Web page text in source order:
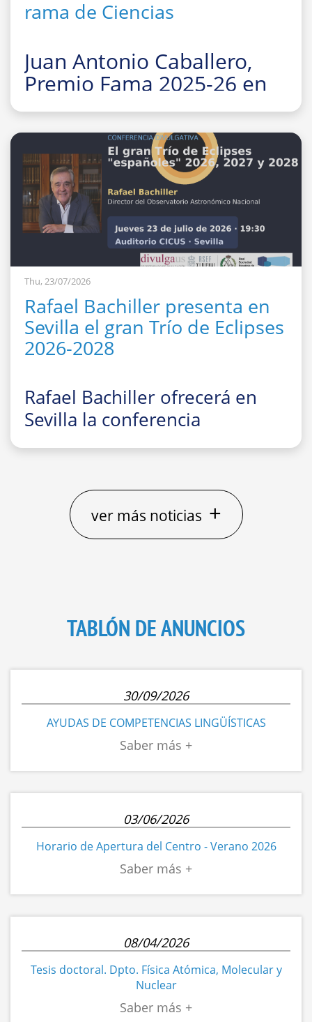
rama de Ciencias
Juan Antonio Caballero,
Premio Fama 2025-26 en
la rama de Ciencias
La Facultad de Fí
Thu, 23/07/2026
Rafael Bachiller presenta en
Sevilla el gran Trío de Eclipses
2026-2028
Rafael Bachiller ofrecerá en
Sevilla la conferencia
divulgativa“El gran Trío de
y 2028: cómo, dónde y cuándo
observarlos”ver más noticias +
TABLÓN DE ANUNCIOS
30/09/2026
AYUDAS DE COMPETENCIAS LINGÜÍSTICAS
03/06/2026
Horario de Apertura del Centro - Verano 2026
08/04/2026
Tesis doctoral. Dpto. Física Atómica, Molecular y
Nuclear